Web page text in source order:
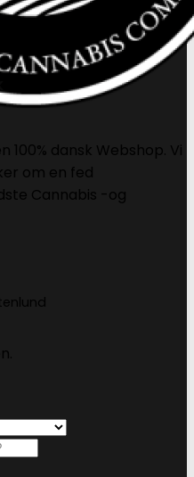
100% dansk Webshop. Vi
om en fed
Cannabis -og